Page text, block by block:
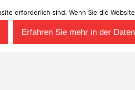
erforderlich sind. Wenn Sie die
Erfahren Sie mehr in der